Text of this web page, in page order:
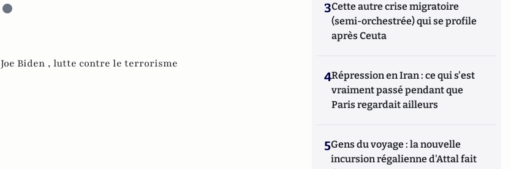
Joe Biden , lutte contre le terrorisme
3Cette autre crise migratoire
(semi-orchestrée) qui se profile
après Ceuta
4Répression en Iran : ce qui s'est
vraiment passé pendant que
Paris regardait ailleurs
5Gens du voyage : la nouvelle
incursion régalienne d'Attal fait